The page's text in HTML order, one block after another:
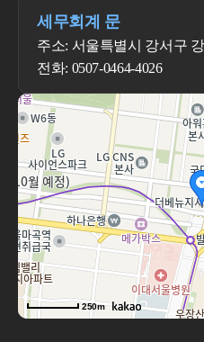
세무회계 문
주소: 서울특별시 강서구
전화: 0507-0464-4026
250m